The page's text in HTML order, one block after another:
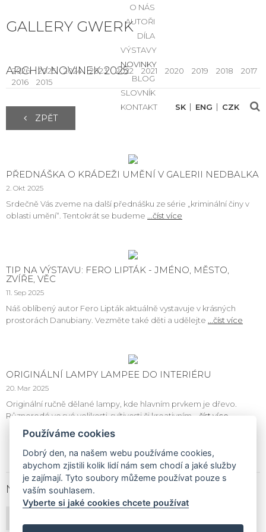
GALLERY GWERK
O NÁS
AUTOŘI
DÍLA
VÝSTAVY
NOVINKY
BLOG
SLOVNÍK
KONTAKT
SK ENG CZK
ARCHIV NOVINEK 2025
2026 2025 2024 2023 2022 2021 2020 2019 2018
2017
2016
2015
ZPĚT
PŘEDNÁŠKA O KRÁDEŽI UMĚNÍ V GALERII NEDBALKA
2. Okt 2025
Srdečně Vás zveme na další přednášku ze série „kriminální činy v
oblasti umění“. Tentokrát se budeme
...číst více
TIP NA VÝSTAVU: FERO LIPTÁK - JMÉNO, MĚSTO,
ZVÍŘE, VĚC
11. Sep 2025
Náš oblíbený autor Fero Lipták aktuálně vystavuje v krásných
prostorách Danubiany. Vezměte také děti a udělejte
...číst více
ORIGINÁLNÍ LAMPY LAMPEE DO INTERIÉRU
20. Mar 2025
Originální ručně dělané lampy, kde hlavním prvkem je dřevo.
Různorodé ve své velikosti, svítivosti či kreativním
...číst více
NEWSLETTER
Používáme cookies
Dobrý den, na našem webu používáme cookies,
abychom zjistili kolik lidí nám sem chodí a jaké služby
je zajímají. Tyto soubory můžeme používat pouze s
vaším souhlasem.
Vyberte si jaké cookies chcete používat